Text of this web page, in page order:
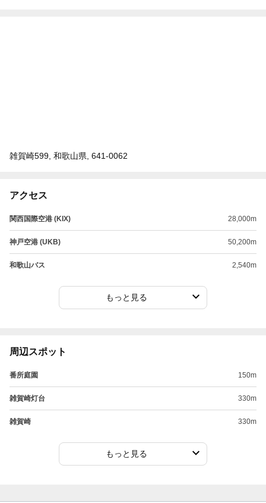
雑賀崎599, 和歌山県, 641-0062
アクセス
関西国際空港 (KIX) 28,000m
神戸空港 (UKB) 50,200m
和歌山バス 2,540m
もっと見る
周辺スポット
番所庭園 150m
雑賀崎灯台 330m
雑賀崎 330m
もっと見る